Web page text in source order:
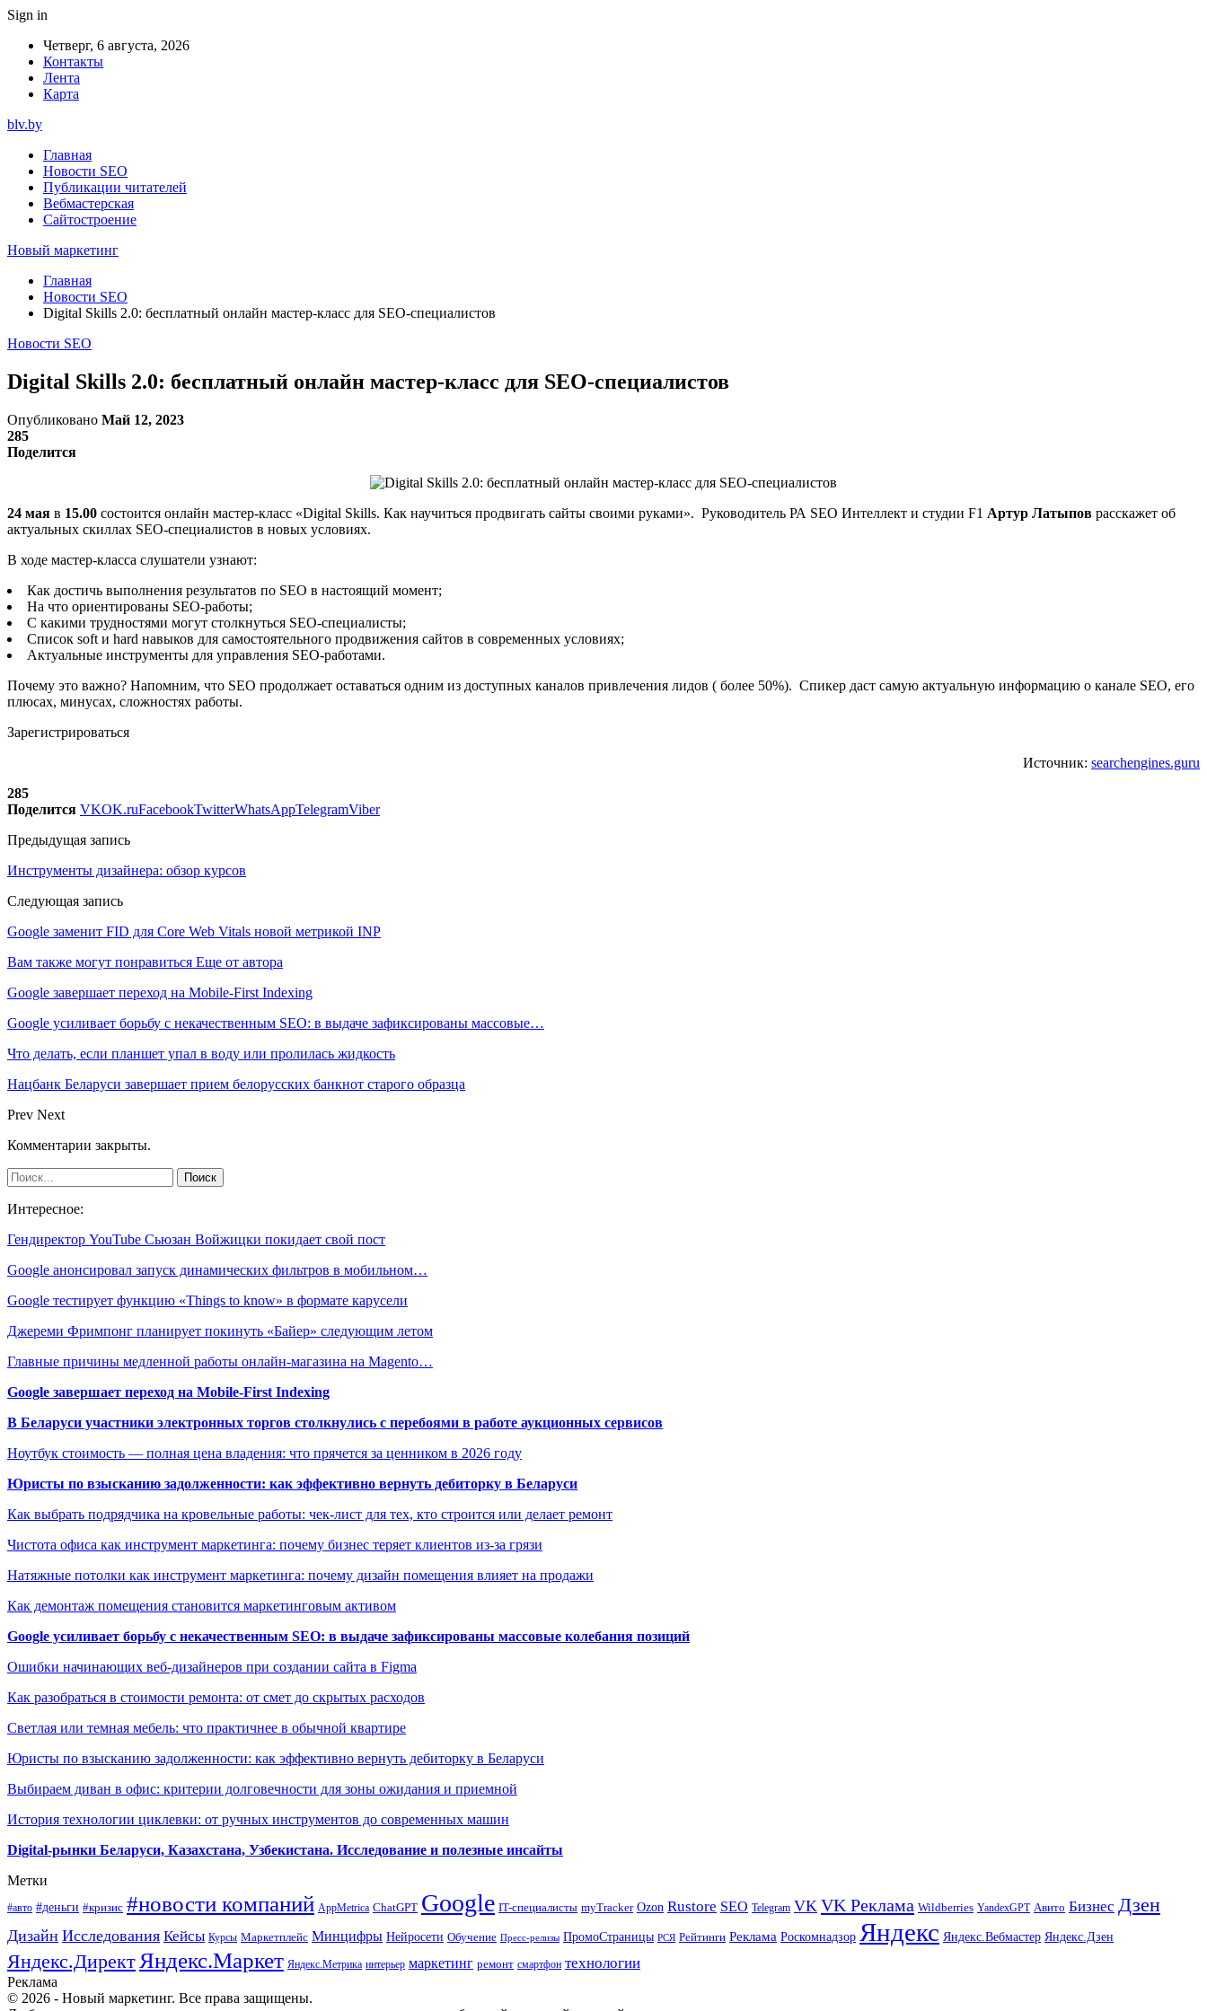
Sign in
Четверг, 6 августа, 2026
Контакты
Лента
Карта
blv.by
Главная
Новости SEO
Публикации читателей
Вебмастерская
Сайтостроение
Новый маркетинг
Главная
Новости SEO
Digital Skills 2.0: бесплатный онлайн мастер-класс для SEO-специалистов
Новости SEO
Digital Skills 2.0: бесплатный онлайн мастер-класс для SEO-специалистов
Опубликовано Май 12, 2023
285
Поделится
24 мая в 15.00 состоится онлайн мастер-класс «Digital Skills. Как научиться продвигать сайты своими руками». Руководитель РА SEO Интеллект и студии F1 Артур Латыпов расскажет об
актуальных скиллах SEO-специалистов в новых условиях.
В ходе мастер-класса слушатели узнают:
Как достичь выполнения результатов по SEO в настоящий момент;
На что ориентированы SEO-работы;
C какими трудностями могут столкнуться SEO-специалисты;
Список soft и hard навыков для самостоятельного продвижения сайтов в современных условиях;
Актуальные инструменты для управления SEO-работами.
Почему это важно? Напомним, что SEO продолжает оставаться одним из доступных каналов привлечения лидов ( более 50%). Спикер даст самую актуальную информацию о канале SEO, его
плюсах, минусах, сложностях работы.
Зарегистрироваться
Источник: searchengines.guru
285
Поделится VKOK.ruFacebookTwitterWhatsAppTelegramViber
Предыдущая запись
Инструменты дизайнера: обзор курсов
Следующая запись
Google заменит FID для Core Web Vitals новой метрикой INP
Вам также могут понравиться Еще от автора
Google завершает переход на Mobile-First Indexing
Google усиливает борьбу с некачественным SEO: в выдаче зафиксированы массовые…
Что делать, если планшет упал в воду или пролилась жидкость
Нацбанк Беларуси завершает прием белорусских банкнот старого образца
Prev Next
Комментарии закрыты.
Интересное:
Гендиректор YouTube Сьюзан Войжицки покидает свой пост
Google анонсировал запуск динамических фильтров в мобильном…
Google тестирует функцию «Things to know» в формате карусели
Джереми Фримпонг планирует покинуть «Байер» следующим летом
Главные причины медленной работы онлайн-магазина на Magento…
Google завершает переход на Mobile-First Indexing
В Беларуси участники электронных торгов столкнулись с перебоями в работе аукционных сервисов
Ноутбук стоимость — полная цена владения: что прячется за ценником в 2026 году
Юристы по взысканию задолженности: как эффективно вернуть дебиторку в Беларуси
Как выбрать подрядчика на кровельные работы: чек-лист для тех, кто строится или делает ремонт
Чистота офиса как инструмент маркетинга: почему бизнес теряет клиентов из-за грязи
Натяжные потолки как инструмент маркетинга: почему дизайн помещения влияет на продажи
Как демонтаж помещения становится маркетинговым активом
Google усиливает борьбу с некачественным SEO: в выдаче зафиксированы массовые колебания позиций
Ошибки начинающих веб-дизайнеров при создании сайта в Figma
Как разобраться в стоимости ремонта: от смет до скрытых расходов
Светлая или темная мебель: что практичнее в обычной квартире
Юристы по взысканию задолженности: как эффективно вернуть дебиторку в Беларуси
Выбираем диван в офис: критерии долговечности для зоны ожидания и приемной
История технологии циклевки: от ручных инструментов до современных машин
Digital-рынки Беларуси, Казахстана, Узбекистана. Исследование и полезные инсайты
Метки
#авто #деньги #кризис #новости компаний AppMetrica ChatGPT Google IT-специалисты myTracker Ozon Rustore SEO Telegram VK VK Реклама Wildberries YandexGPT Авито Бизнес Дзен
Дизайн Исследования Кейсы Курсы Маркетплейс Минцифры Нейросети Обучение Пресс-релизы ПромоСтраницы РСЯ Рейтинги Реклама Роскомнадзор Яндекс Яндекс.Вебмастер Яндекс.Дзен
Яндекс.ДиректЯндекс.Маркет Яндекс.Метрика интерьер маркетинг ремонт смартфон технологии
Реклама
© 2026 - Новый маркетинг. Все права защищены.